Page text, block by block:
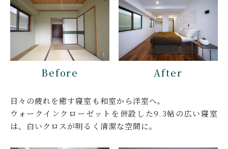
Before After
日々の疲れを癒す寝室も和室から洋室へ。
ウォークインクローゼットを併設した9.3帖の広い寝室
は、白いクロスが明るく清潔な空間に。